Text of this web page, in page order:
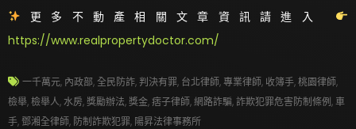
更多不動產相關文章資訊請進入
https://www.realpropertydoctor.com/
一千萬元, 內政部,全民防詐,判決有罪, 台北律師,專業律師, 收簿手,桃園律師,
檢舉,檢舉人, 水房,獎勵辦法,獎金,痞子律師,網路詐騙,詐欺犯罪危害防制條例,車
手, 鄧湘全律師, 防制詐欺犯罪, 陽昇法律事務所